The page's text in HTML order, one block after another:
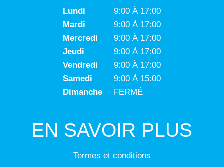
Lundi
9:00 À 17:00
Mardi
9:00 À 17:00
Mercredi
9:00 À 17:00
Jeudi
9:00 À 17:00
Vendredi
9:00 À 17:00
Samedi
9:00 À 15:00
Dimanche
FERMÉ
EN SAVOIR PLUS
Termes et conditions